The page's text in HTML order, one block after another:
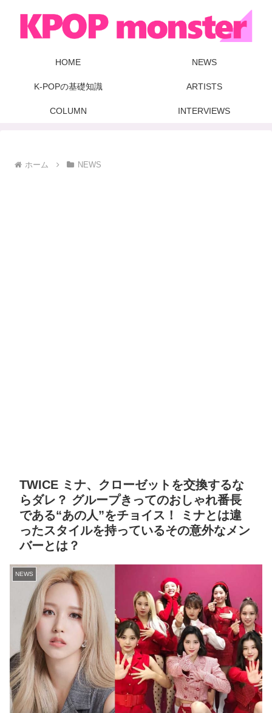
HOME NEWS
K-POPの基礎知識 ARTISTS
COLUMN INTERVIEWS
ホーム NEWS
TWICE ミナ、クローゼットを交換するな
らダレ？ グループきってのおしゃれ番長
である“あの人”をチョイス！ ミナとは違
ったスタイルを持っているその意外なメン
バーとは？
NEWS